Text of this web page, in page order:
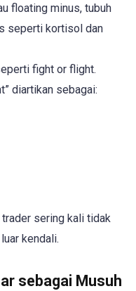
floating minus, tubuh
seperti kortisol dan
fight or flight.
diartikan sebagai:
trader sering kali tidak
kendali.
sebagai Musuh